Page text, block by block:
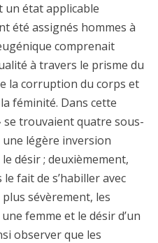
un état applicable
été assignés hommes à
comprenait
à travers le prisme du
la corruption du corps et
féminité. Dans cette
se trouvaient quatre sous-
légère inversion
désir ; deuxièmement,
fait de s’habiller avec
sévèrement, les
femme et le désir d’un
observer que les